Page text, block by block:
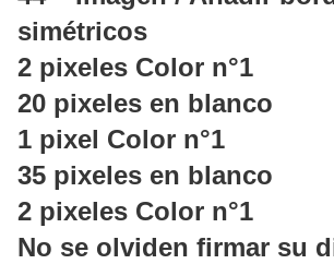
simétricos
2 pixeles Color n°1
20 pixeles en blanco
1 pixel Color n°1
35 pixeles en blanco
2 pixeles Color n°1
No se olviden firmar su